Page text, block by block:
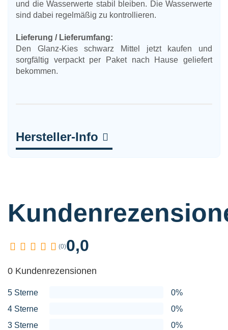
und die Wasserwerte stabil bleiben. Die Wasserwerte
sind dabei regelmäßig zu kontrollieren.
Lieferung / Lieferumfang:
Den Glanz-Kies schwarz Mittel jetzt kaufen und
sorgfältig verpackt per Paket nach Hause geliefert
bekommen.
Hersteller-Info
(0)0,0
0 Kundenrezensionen
5 Sterne
0%
4 Sterne
0%
3 Sterne
0%